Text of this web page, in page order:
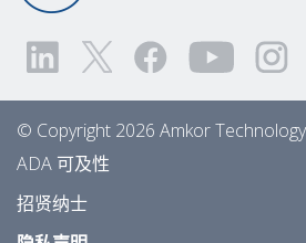
© Copyright 2026 Amkor Technology
ADA 可及性
招贤纳士